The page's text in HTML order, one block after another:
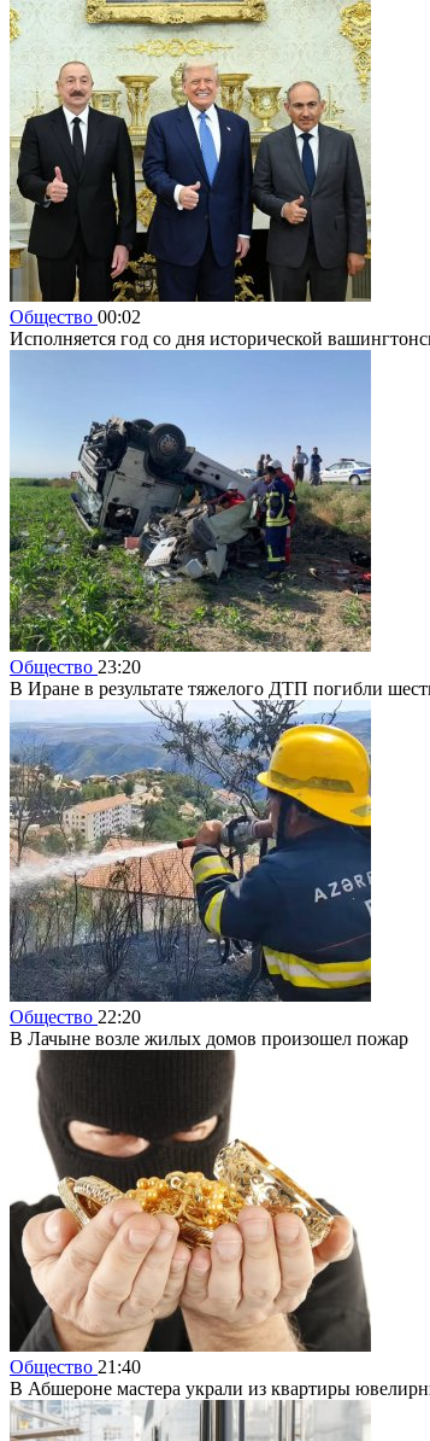
Общество 00:02
Исполняется год со дня исторической
Общество 23:20
В Иране в результате тяжелого ДТП погибли
Общество 22:20
В Лачыне возле жилых домов произошел пожар
Общество 21:40
В Абшероне мастера украли из квартиры